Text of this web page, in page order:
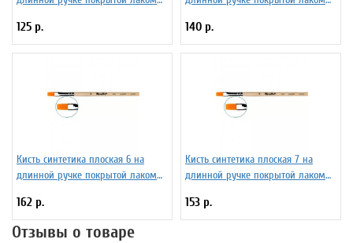
125 р. 140 р.
Кисть синтетика плоская 6 на
длинной ручке покрытой лаком
162 р.
Кисть синтетика плоская 7 на
длинной ручке покрытой лаком
153 р.
Отзывы о товаре